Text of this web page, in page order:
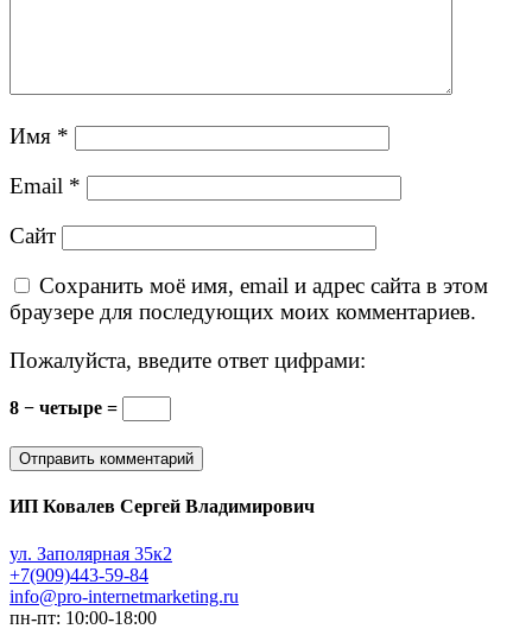
Имя *
Email *
Сайт
Сохранить моё имя, email и адрес сайта в этом
браузере для последующих моих комментариев.
Пожалуйста, введите ответ цифрами:
8 − четыре =
ИП Ковалев Сергей Владимирович
ул. Заполярная 35к2
+7(909)443-59-84
info@pro-internetmarketing.ru
пн-пт: 10:00-18:00